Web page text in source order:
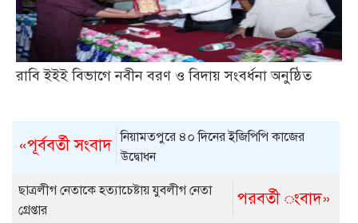
রাবি ইইই বিভাগে নবীন বরণ ও বিদায় সংবর্ধনা অনুষ্ঠিত
«পূর্ববর্তী সংবাদ নিয়ামতপুরে ৪০ দিনের ইজিপিপি কাজের
উদ্বোধন
পরবর্তী ংবাদ»
ছাত্রলীগ নেতাকে হত্যাচেষ্টায় যুবলীগ নেতা
গ্রেপ্তার